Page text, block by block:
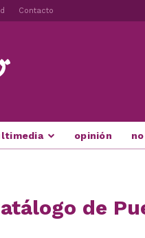
Contacto
opinión
de